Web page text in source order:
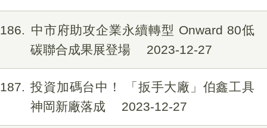
186
中市府助攻企業永續轉型 Onward 80低
碳聯合成果展登場
2023-12-27
187
投資加碼台中！ 「扳手大廠」伯鑫工具
神岡新廠落成
2023-12-27